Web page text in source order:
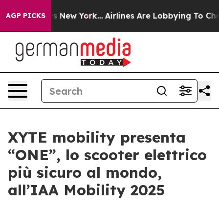
AGP PICKS
News New York... Airlines Are Lobbying To
XYTE mobility presenta
“ONE”, lo scooter elettrico
più sicuro al mondo,
all’IAA Mobility 2025